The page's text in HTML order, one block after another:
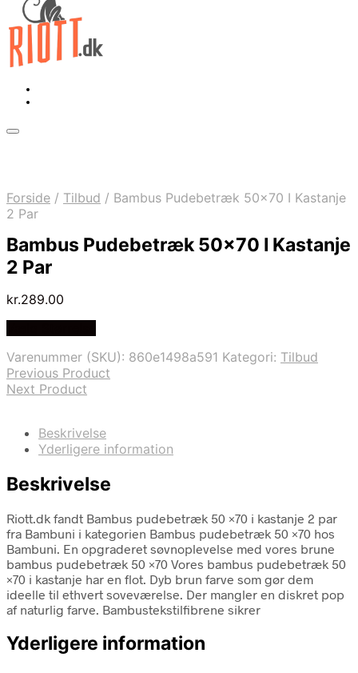
Forside / Tilbud / Bambus Pudebetræk 50×70 I Kastanje
2 Par
Bambus Pudebetræk 50×70 I Kastanje
2 Par
kr.289.00
Varenummer (SKU): 860e1498a591 Kategori: Tilbud
Previous Product
Next Product
Beskrivelse
Yderligere information
Beskrivelse
Riott.dk fandt Bambus pudebetræk 50 ×70 i kastanje 2 par
fra Bambuni i kategorien Bambus pudebetræk 50 ×70 hos
Bambuni. En opgraderet søvnoplevelse med vores brune
bambus pudebetræk 50 ×70 Vores bambus pudebetræk 50
×70 i kastanje har en flot. Dyb brun farve som gør dem
ideelle til ethvert soveværelse. Der mangler en diskret pop
af naturlig farve. Bambustekstilfibrene sikrer
Yderligere information